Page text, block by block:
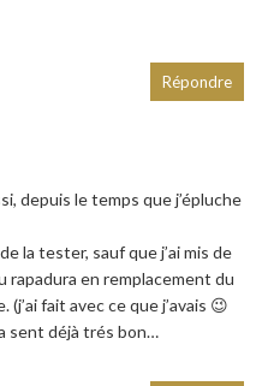
depuis le temps que j’épluche
la tester, sauf que j’ai mis de
rapadura en remplacement du
fait avec ce que j’avais 😉
sent déjà trés bon…
Répondre